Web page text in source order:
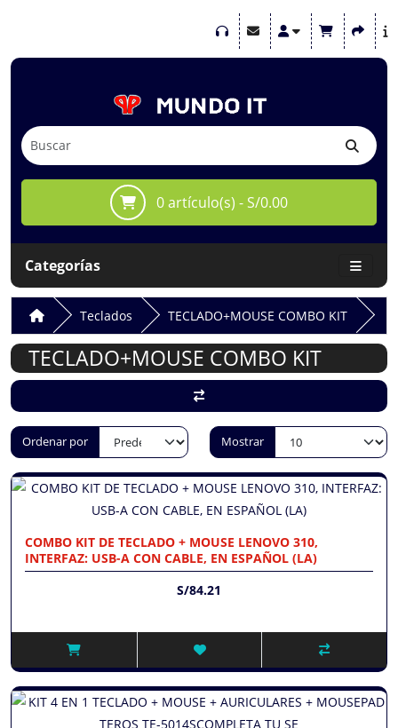
0 artículo(s) - S/0.00
Categorías
Teclados TECLADO+MOUSE COMBO KIT
TECLADO+MOUSE COMBO KIT
Ordenar por Mostrar
COMBO KIT DE TECLADO + MOUSE LENOVO 310,
INTERFAZ: USB-A CON CABLE, EN ESPAÑOL (LA)
S/84.21